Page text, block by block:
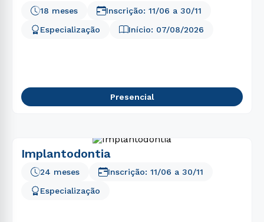
Especialização Início: 07/08/2026
18 meses Inscrição: 11/06 a 30/11
Presencial
Implantodontia
Especialização
24 meses Inscrição: 11/06 a 30/11